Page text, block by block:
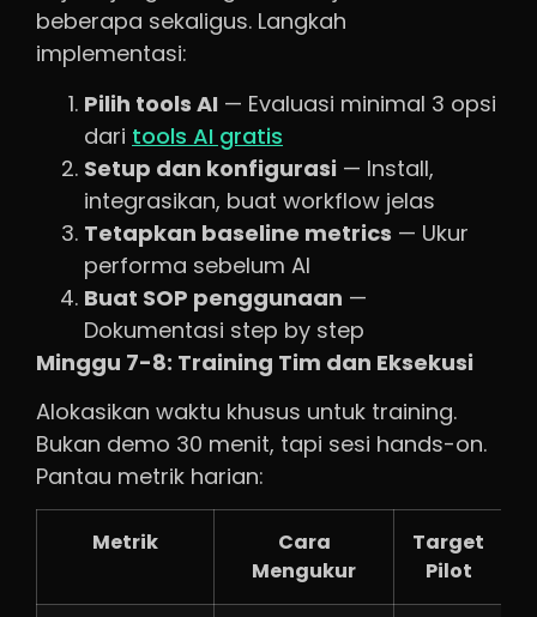
beberapa sekaligus. Langkah
implementasi:
Pilih tools AI — Evaluasi minimal 3 opsi
dari tools AI gratis
Setup dan konfigurasi — Install,
integrasikan, buat workflow jelas
Tetapkan baseline metrics — Ukur
performa sebelum AI
Buat SOP penggunaan —
Dokumentasi step by step
Minggu 7-8: Training Tim dan Eksekusi
Alokasikan waktu khusus untuk training.
Bukan demo 30 menit, tapi sesi hands-on.
Pantau metrik harian:
Metrik
Cara
Mengukur
Target
Pilot